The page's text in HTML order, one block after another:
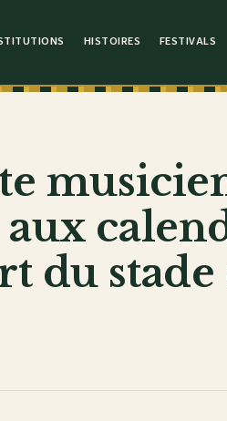
HISTOIRES FESTIVALS
du stade